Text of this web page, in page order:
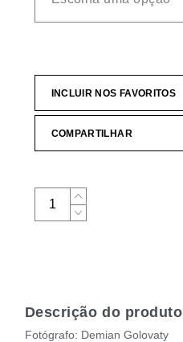
INCLUIR NOS FAVORITOS
COMPARTILHAR
Descrição do produto
Fotógrafo: Demian Golovaty